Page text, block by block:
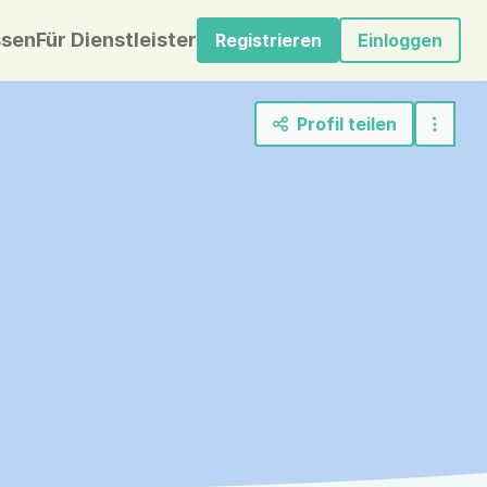
Für Dienstleister Registrieren Einloggen
Profil teilen